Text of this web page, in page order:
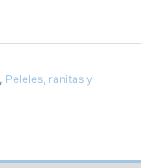
Peleles, ranitas y